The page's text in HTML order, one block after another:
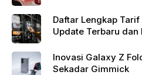
Daftar Lengkap
Update Terbaru dan
Inovasi Galaxy Z
Sekadar Gimmick